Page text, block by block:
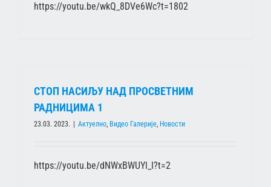
https://youtu.be/wkQ_8DVe6Wc?t=1802
СТОП НАСИЉУ НАД ПРОСВЕТНИМ
РАДНИЦИМА 1
23.03. 2023. Актуелно, Видео Галерије, Новости
https://youtu.be/dNWxBWUYl_I?t=2